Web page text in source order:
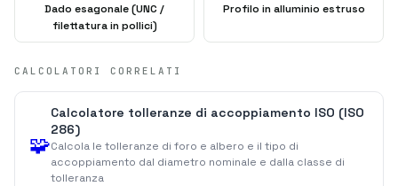
Dado esagonale (UNC /
filettatura in pollici)
Profilo in alluminio estruso
CALCOLATORI CORRELATI
🧩
Calcolatore tolleranze di accoppiamento ISO (ISO
286)
Calcola le tolleranze di foro e albero e il tipo di
accoppiamento dal diametro nominale e dalla classe di
tolleranza